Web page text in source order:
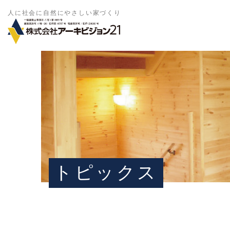
人に社会に自然にやさしい家づくり
トピックス